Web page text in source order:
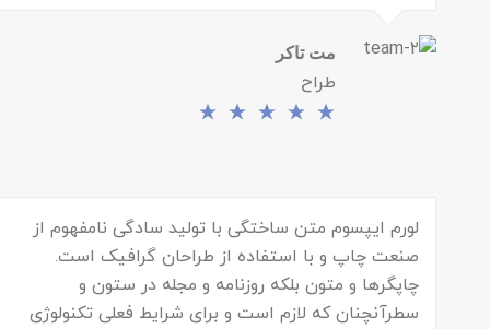
مت تاکر
طراح
لورم ایپسوم متن ساختگی با تولید سادگی نامفهوم از
صنعت چاپ و با استفاده از طراحان گرافیک است.
چاپگرها و متون بلکه روزنامه و مجله در ستون و
سطرآنچنان که لازم است و برای شرایط فعلی تکنولوژی